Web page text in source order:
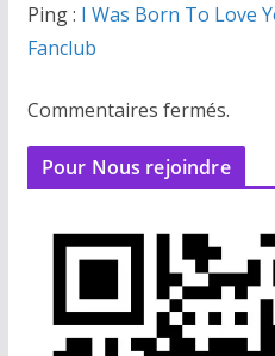
Ping : I Was Born To Love
Fanclub
Commentaires fermés.
Pour Nous rejoindre